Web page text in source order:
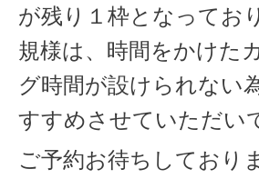
が残り１枠となってお
規様は、時間をかけた
グ時間が設けられない
すすめさせていただい
ご予約お待ちしており